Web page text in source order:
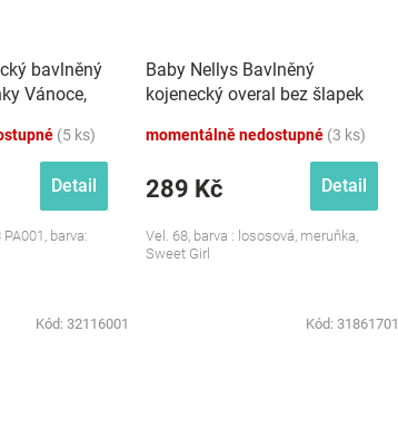
bavlněný
Vánoce,
(5 ks)
Detail
barva:
Kód: 32116001
Baby Nellys Bavlněný
kojenecký overal bez šlapek
momentálně nedostupné (3 ks)
289 Kč Detail
Vel. 68, barva : lososová, meruňka,
Sweet Girl
Kód: 31861701